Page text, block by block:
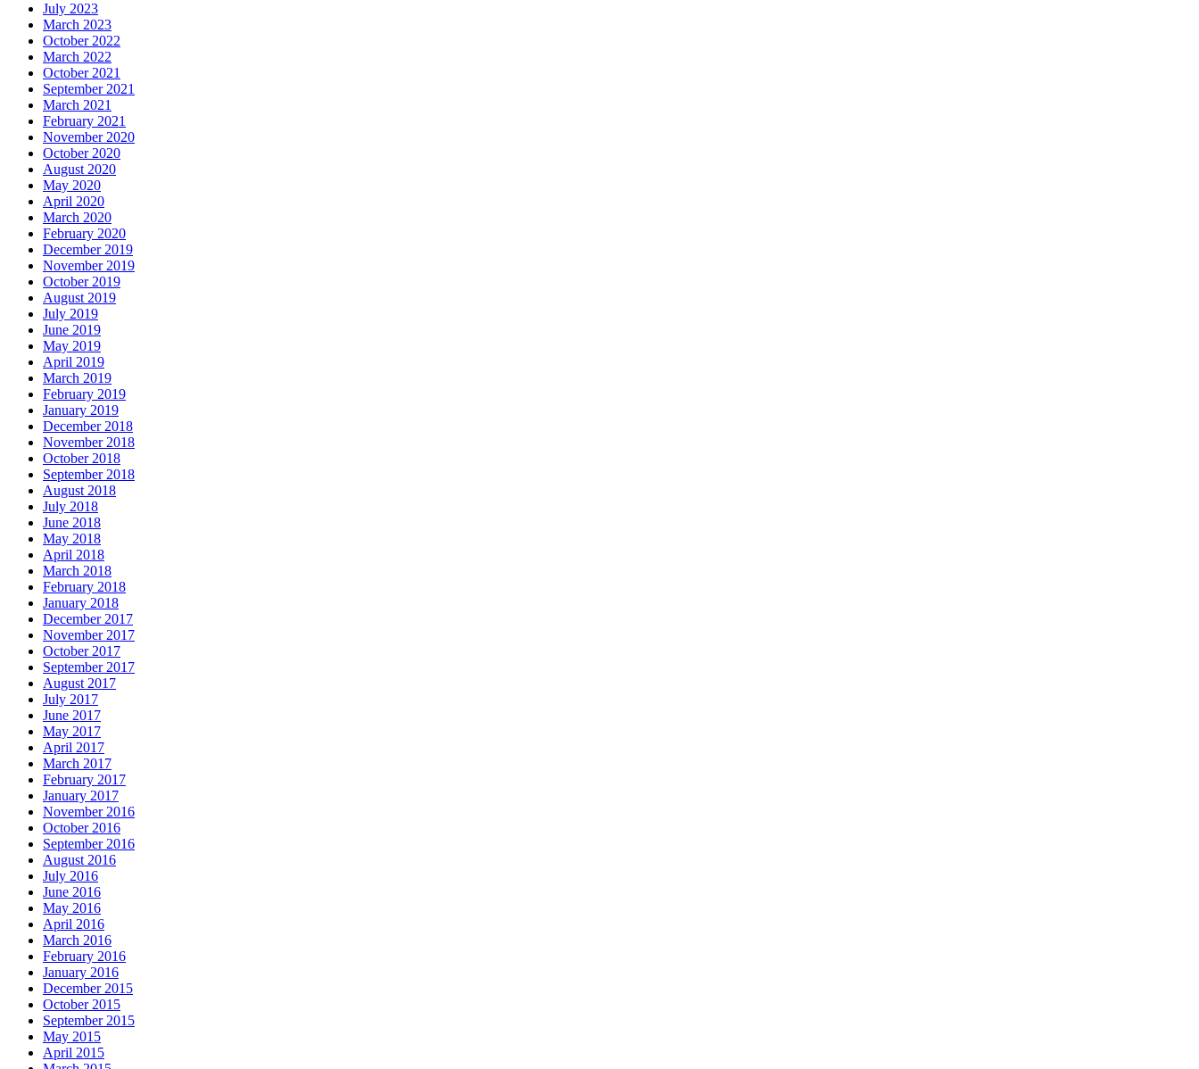
July 2023
March 2023
October 2022
March 2022
October 2021
September 2021
March 2021
February 2021
November 2020
October 2020
August 2020
May 2020
April 2020
March 2020
February 2020
December 2019
November 2019
October 2019
August 2019
July 2019
June 2019
May 2019
April 2019
March 2019
February 2019
January 2019
December 2018
November 2018
October 2018
September 2018
August 2018
July 2018
June 2018
May 2018
April 2018
March 2018
February 2018
January 2018
December 2017
November 2017
October 2017
September 2017
August 2017
July 2017
June 2017
May 2017
April 2017
March 2017
February 2017
January 2017
November 2016
October 2016
September 2016
August 2016
July 2016
June 2016
May 2016
April 2016
March 2016
February 2016
January 2016
December 2015
October 2015
September 2015
May 2015
April 2015